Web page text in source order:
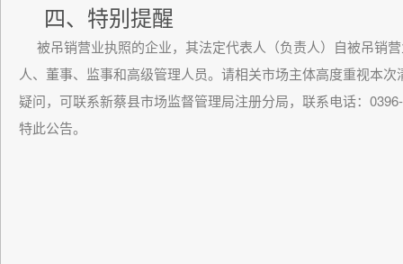
四、特别提醒
被吊销营业执照的企业，其法定代表人（负责人）自被吊销
人、董事、监事和高级管理人员。请相关市场主体高度重视本
疑问，可联系新蔡县市场监督管理局注册分局，联系电话：
特此公告。